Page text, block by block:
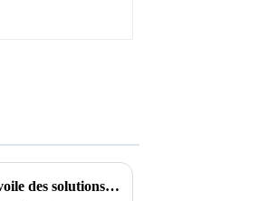
La société GUOPENG PRINTING PACKAGING dévoile des solutions d'emballage révolutionnaires pour répondre aux besoins changeants du marché